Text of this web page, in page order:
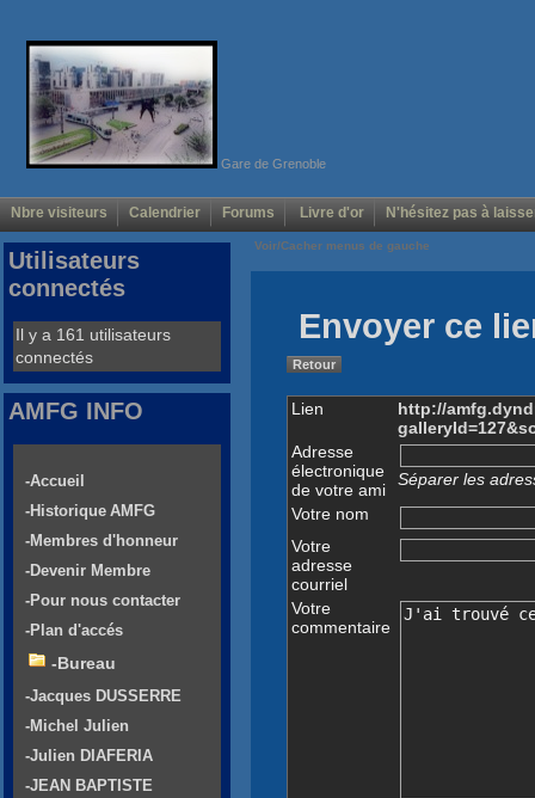
Gare de Grenoble
Nbre visiteurs Calendrier Forums Livre d'or N'hésitez pas à
Voir/Cacher menus de gauche
Envoyer ce
Retour
Lien
http://
Adresse
électronique
de votre ami
Séparer les
Votre nom
Votre
adresse
courriel
Votre
commentaire
Utilisateurs
connectés
Il y a 161 utilisateurs
connectés
AMFG INFO
-Accueil
-Historique AMFG
-Membres d'honneur
-Devenir Membre
-Pour nous contacter
-Plan d'accés
-Bureau
-Jacques DUSSERRE
-Michel Julien
-Julien DIAFERIA
-JEAN BAPTISTE